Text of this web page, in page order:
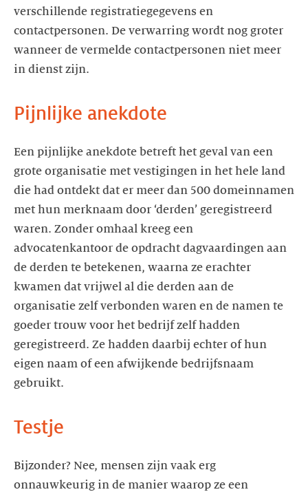
verschillende registratiegegevens en
contactpersonen. De verwarring wordt nog groter
wanneer de vermelde contactpersonen niet meer
in dienst zijn.
Pijnlijke anekdote
Een pijnlijke anekdote betreft het geval van een
grote organisatie met vestigingen in het hele land
die had ontdekt dat er meer dan 500 domeinnamen
met hun merknaam door ‘derden’ geregistreerd
waren. Zonder omhaal kreeg een
advocatenkantoor de opdracht dagvaardingen aan
de derden te betekenen, waarna ze erachter
kwamen dat vrijwel al die derden aan de
organisatie zelf verbonden waren en de namen te
goeder trouw voor het bedrijf zelf hadden
geregistreerd. Ze hadden daarbij echter of hun
eigen naam of een afwijkende bedrijfsnaam
gebruikt.
Testje
Bijzonder? Nee, mensen zijn vaak erg
onnauwkeurig in de manier waarop ze een